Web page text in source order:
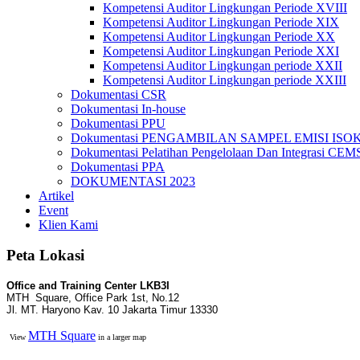
Kompetensi Auditor Lingkungan Periode XVIII
Kompetensi Auditor Lingkungan Periode XIX
Kompetensi Auditor Lingkungan Periode XX
Kompetensi Auditor Lingkungan Periode XXI
Kompetensi Auditor Lingkungan periode XXII
Kompetensi Auditor Lingkungan periode XXIII
Dokumentasi CSR
Dokumentasi In-house
Dokumentasi PPU
Dokumentasi PENGAMBILAN SAMPEL EMISI
Dokumentasi Pelatihan Pengelolaan Dan Integrasi
Dokumentasi PPA
DOKUMENTASI 2023
Artikel
Event
Klien Kami
Peta Lokasi
Office and Training Center LKB3I
MTH Square, Office Park 1st, No.12
Jl. MT. Haryono Kav. 10 Jakarta Timur 13330
View MTH Square in a larger map